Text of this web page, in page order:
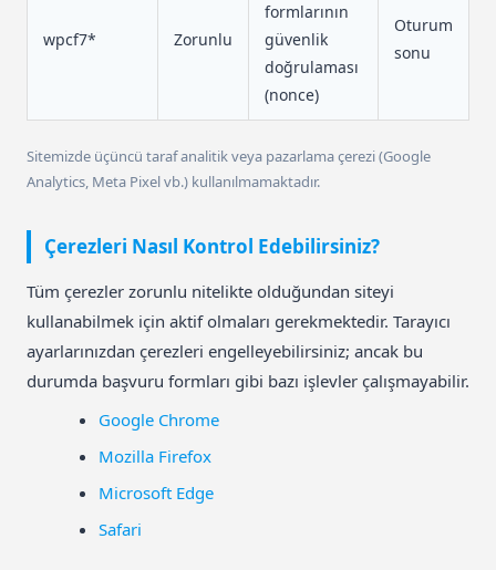
wpcf7* Zorunlu
formlarının
güvenlik
doğrulaması
(nonce)
Oturum
sonu
Sitemizde üçüncü taraf analitik veya pazarlama çerezi (Google
Analytics, Meta Pixel vb.) kullanılmamaktadır.
Çerezleri Nasıl Kontrol Edebilirsiniz?
Tüm çerezler zorunlu nitelikte olduğundan siteyi
kullanabilmek için aktif olmaları gerekmektedir. Tarayıcı
ayarlarınızdan çerezleri engelleyebilirsiniz; ancak bu
durumda başvuru formları gibi bazı işlevler çalışmayabilir.
Google Chrome
Mozilla Firefox
Microsoft Edge
Safari